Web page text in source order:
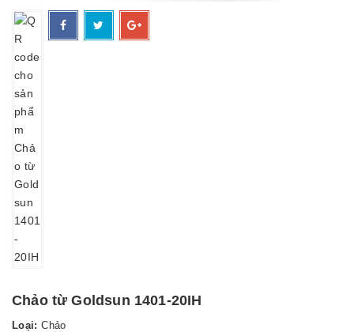
Chảo từ Goldsun 1401-20IH
Loại: Chảo